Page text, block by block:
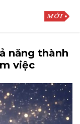
năng thành
việc